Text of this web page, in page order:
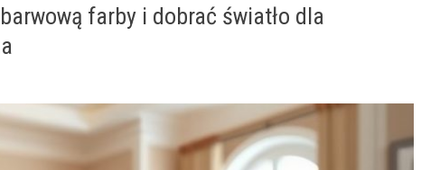
farby i dobrać światło dla